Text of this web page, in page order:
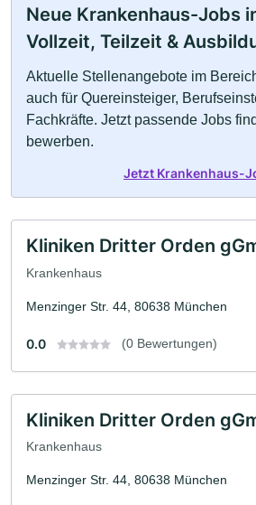
Neue Krankenhaus-Jobs
Vollzeit, Teilzeit &
Aktuelle Stellenangebote im
auch für Quereinsteiger,
Fachkräfte. Jetzt passende Jobs
bewerben.
Jetzt Krankenhaus-
Kliniken Dritter Orden
Krankenhaus
Menzinger Str. 44, 80638 München
0.0 (0 Bewertungen)
Kliniken Dritter Orden
Krankenhaus
Menzinger Str. 44, 80638 München